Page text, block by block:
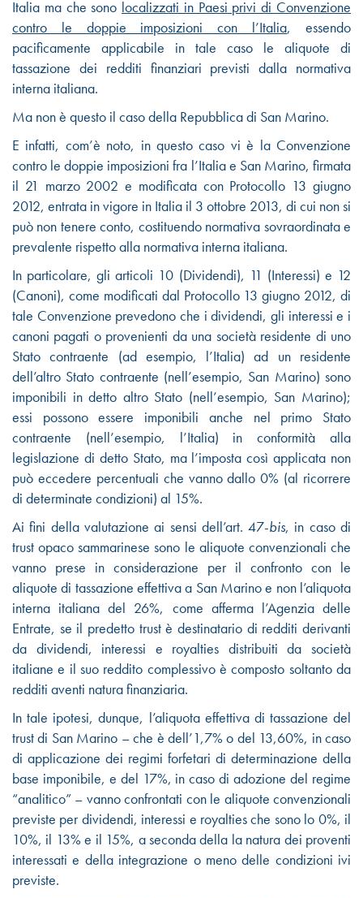
Italia ma che sono localizzati in Paesi privi di Convenzione
contro le doppie imposizioni con l’Italia, essendo
pacificamente applicabile in tale caso le aliquote di
tassazione dei redditi finanziari previsti dalla normativa
interna italiana.
Ma non è questo il caso della Repubblica di San Marino.
E infatti, com’è noto, in questo caso vi è la Convenzione
contro le doppie imposizioni fra l’Italia e San Marino, firmata
il 21 marzo 2002 e modificata con Protocollo 13 giugno
2012, entrata in vigore in Italia il 3 ottobre 2013, di cui non si
può non tenere conto, costituendo normativa sovraordinata e
prevalente rispetto alla normativa interna italiana.
In particolare, gli articoli 10 (Dividendi), 11 (Interessi) e 12
(Canoni), come modificati dal Protocollo 13 giugno 2012, di
tale Convenzione prevedono che i dividendi, gli interessi e i
canoni pagati o provenienti da una società residente di uno
Stato contraente (ad esempio, l’Italia) ad un residente
dell’altro Stato contraente (nell’esempio, San Marino) sono
imponibili in detto altro Stato (nell’esempio, San Marino);
essi possono essere imponibili anche nel primo Stato
contraente (nell’esempio, l’Italia) in conformità alla
legislazione di detto Stato, ma l’imposta così applicata non
può eccedere percentuali che vanno dallo 0% (al ricorrere
di determinate condizioni) al 15%.
Ai fini della valutazione ai sensi dell’art. 47-bis, in caso di
trust opaco sammarinese sono le aliquote convenzionali che
vanno prese in considerazione per il confronto con le
aliquote di tassazione effettiva a San Marino e non l’aliquota
interna italiana del 26%, come afferma l’Agenzia delle
Entrate, se il predetto trust è destinatario di redditi derivanti
da dividendi, interessi e royalties distribuiti da società
italiane e il suo reddito complessivo è composto soltanto da
redditi aventi natura finanziaria.
In tale ipotesi, dunque, l’aliquota effettiva di tassazione del
trust di San Marino – che è dell’1,7% o del 13,60%, in caso
di applicazione dei regimi forfetari di determinazione della
base imponibile, e del 17%, in caso di adozione del regime
“analitico” – vanno confrontati con le aliquote convenzionali
previste per dividendi, interessi e royalties che sono lo 0%, il
10%, il 13% e il 15%, a seconda della la natura dei proventi
interessati e della integrazione o meno delle condizioni ivi
previste.